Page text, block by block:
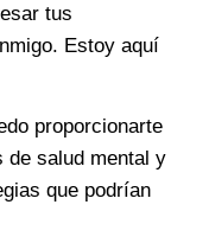
tus
Estoy aquí
proporcionarte
de salud mental y
que podrían